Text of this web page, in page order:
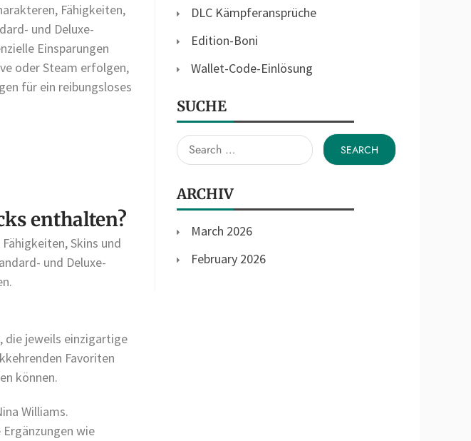
Fähigkeiten,
und Deluxe-
Einsparungen
oder Steam erfolgen,
für ein reibungsloses
enthalten?
Skins und
und Deluxe-
die jeweils einzigartige
Favoriten
können.
Williams.
wie
DLC Kämpferansprüche
Edition-Boni
Wallet-Code-Einlösung
SUCHE
Search
for:
ARCHIV
March 2026
February 2026